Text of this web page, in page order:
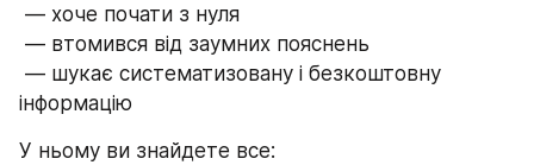
— хоче почати з нуля
— втомився від заумних пояснень
інформацію
У ньому ви знайдете все: